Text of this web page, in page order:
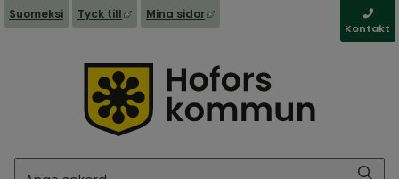
Suomeksi Tyck till Länk till annan webbplats, öppnas i nytt
Mina sidor Länk till annan webbplats,
Kontakt